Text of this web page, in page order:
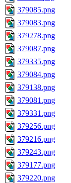
379085.png
379083.png
379278.png
379087.png
379335.png
379084.png
379138.png
379081.png
379331.png
379256.png
379216.png
379243.png
379177.png
379220.png